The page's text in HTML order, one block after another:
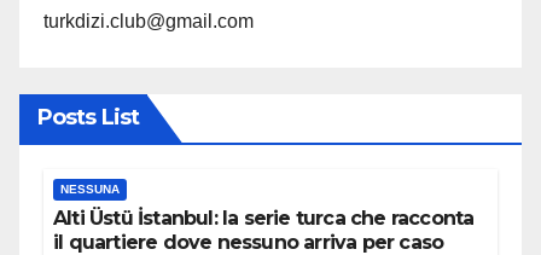
turkdizi.club@gmail.com
Posts List
NESSUNA
Alti Üstü İstanbul: la serie turca che racconta
il quartiere dove nessuno arriva per caso